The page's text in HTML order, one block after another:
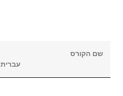
שם הקורס
עברית